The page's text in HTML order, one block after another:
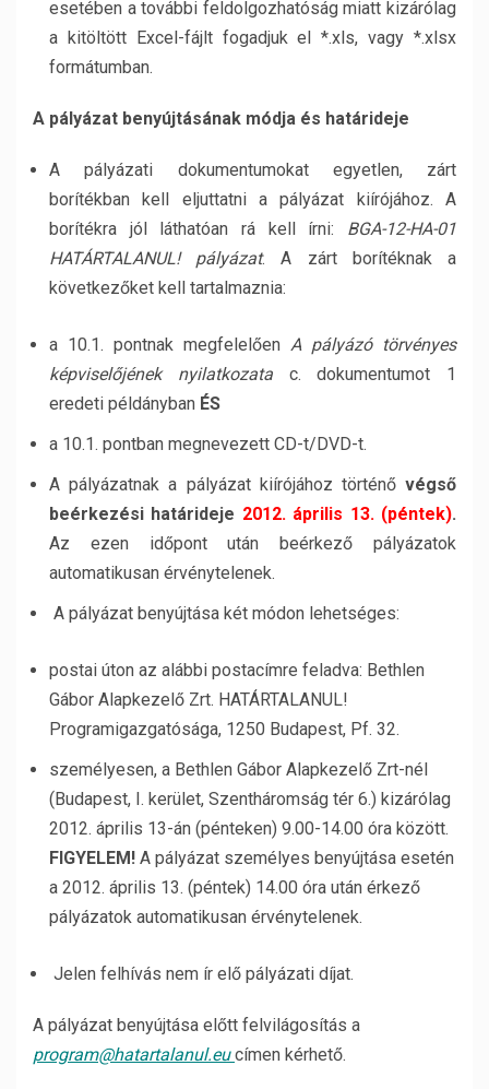
esetében a további feldolgozhatóság miatt kizárólag
a kitöltött Excel-fájlt fogadjuk el *.xls, vagy *.xlsx
formátumban.
A pályázat benyújtásának módja és határideje
A pályázati dokumentumokat egyetlen, zárt
borítékban kell eljuttatni a pályázat kiírójához. A
borítékra jól láthatóan rá kell írni: BGA-12-HA-01
HATÁRTALANUL! pályázat. A zárt borítéknak a
következőket kell tartalmaznia:
a 10.1. pontnak megfelelően A pályázó törvényes
képviselőjének nyilatkozata c. dokumentumot 1
eredeti példányban ÉS
a 10.1. pontban megnevezett CD-t/DVD-t.
A pályázatnak a pályázat kiírójához történő végső
beérkezési határideje 2012. április 13. (péntek).
Az ezen időpont után beérkező pályázatok
automatikusan érvénytelenek.
A pályázat benyújtása két módon lehetséges:
postai úton az alábbi postacímre feladva: Bethlen
Gábor Alapkezelő Zrt. HATÁRTALANUL!
Programigazgatósága, 1250 Budapest, Pf. 32.
személyesen, a Bethlen Gábor Alapkezelő Zrt-nél
(Budapest, I. kerület, Szentháromság tér 6.) kizárólag
2012. április 13-án (pénteken) 9.00-14.00 óra között.
FIGYELEM! A pályázat személyes benyújtása esetén
a 2012. április 13. (péntek) 14.00 óra után érkező
pályázatok automatikusan érvénytelenek.
Jelen felhívás nem ír elő pályázati díjat.
A pályázat benyújtása előtt felvilágosítás a
program@hatartalanul.eucímen kérhető.